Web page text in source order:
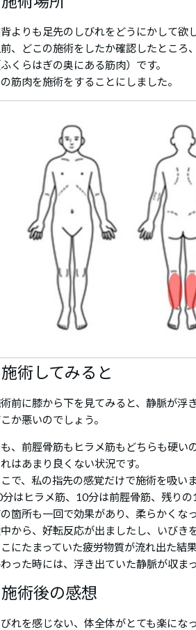
よりも足先のしびれをどうにかして欲
、どこの施術をしたか確認したところ
ふくらはぎの奥にある筋肉）です。
筋肉を施術をすることにしました。
施術してみると
前に膝から下を見てみると、静脈が浮
か悪いのでしょう。
、前脛骨筋もヒラメ筋もどちらも硬い
はあまり良くない状況です。
で、私の指先の感覚だけで施術を吸いま
分はヒラメ筋、10分は前脛骨筋、残り
箇所も一回で効果があり、柔らかくな
から、好転反応が出ましたし、いびき
にたまっていた疲労物質が流れ出た結
った時には、浮き出ていた静脈が収ま
施術後の感想
びれを感じない、体全体がとても楽にな